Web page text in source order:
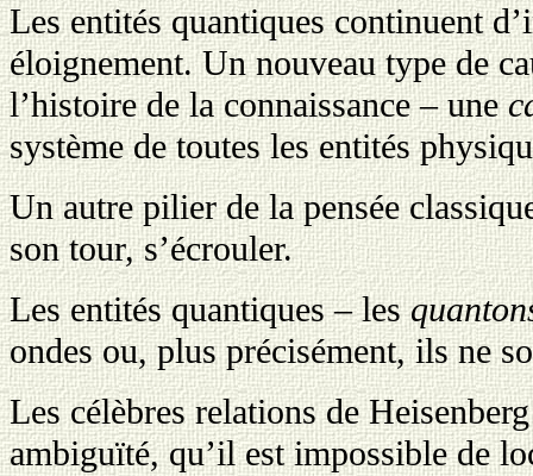
Les entités quantiques continuent
éloignement. Un nouveau type de
l’histoire de la connaissance – une
système de toutes les entités
Un autre pilier de la pensée
son tour, s’écrouler.
Les entités quantiques – les
ondes ou, plus précisément, ils ne
Les célèbres relations de
ambiguïté, qu’il est impossible de